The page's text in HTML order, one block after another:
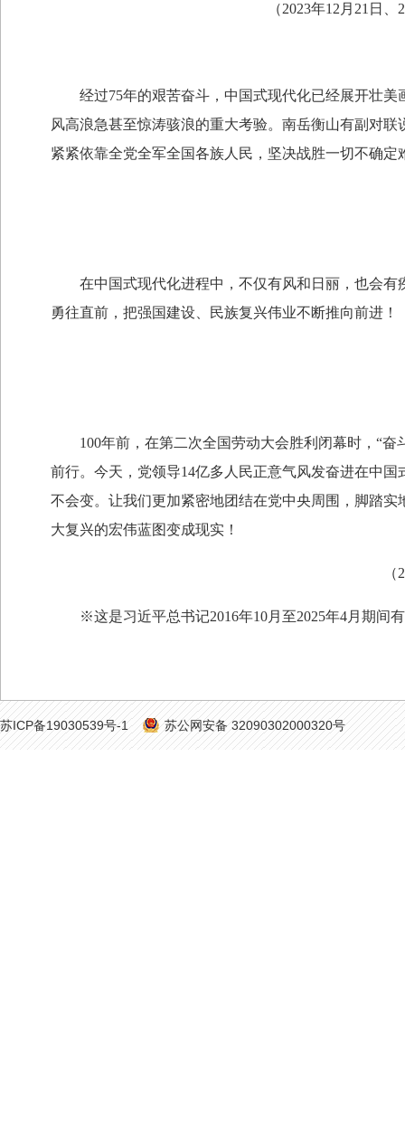
（2023年12月21日、
经过75年的艰苦奋斗，中国式现代化已经展开壮美
风高浪急甚至惊涛骇浪的重大考验。南岳衡山有副对
紧紧依靠全党全军全国各族人民，坚决战胜一切不确
在中国式现代化进程中，不仅有风和日丽，也会有
勇往直前，把强国建设、民族复兴伟业不断推向前进！
100年前，在第二次全国劳动大会胜利闭幕时，“奋
前行。今天，党领导14亿多人民正意气风发奋进在中
不会变。让我们更加紧密地团结在党中央周围，脚踏
大复兴的宏伟蓝图变成现实！
（
※这是习近平总书记2016年10月至2025年4月期间
苏ICP备19030539号-1 苏公网安备 32090302000320号